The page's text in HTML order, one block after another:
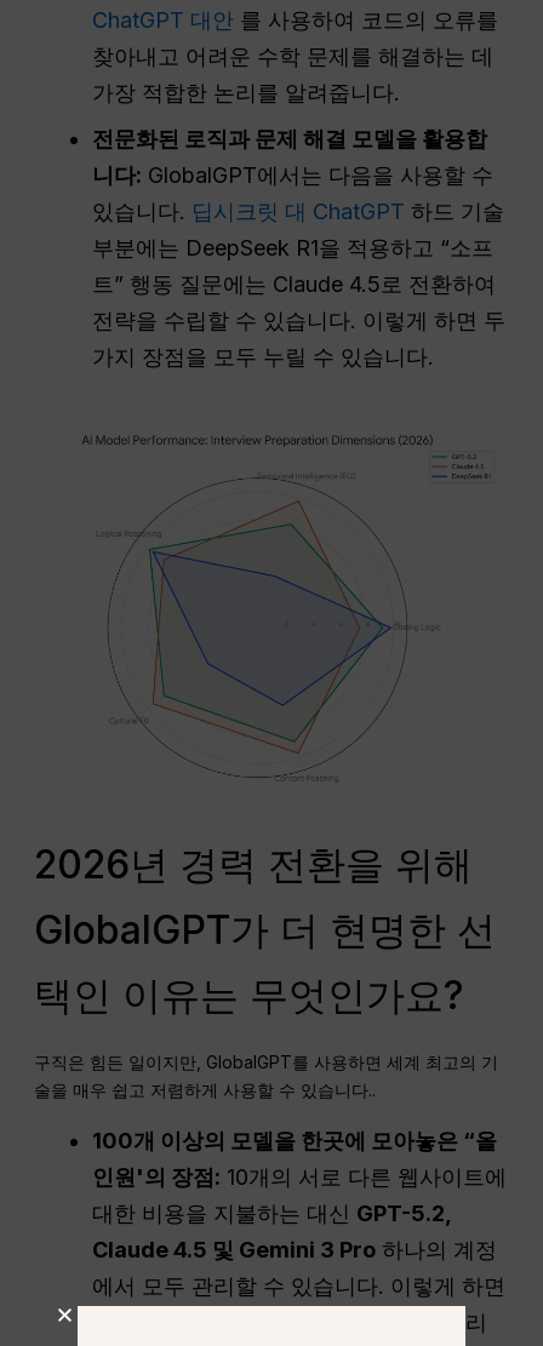
ChatGPT 대안 를 사용하여 코드의 오류를
찾아내고 어려운 수학 문제를 해결하는 데
가장 적합한 논리를 알려줍니다.
전문화된 로직과 문제 해결 모델을 활용합
니다: GlobalGPT에서는 다음을 사용할 수
있습니다. 딥시크릿 대 ChatGPT 하드 기술
부분에는 DeepSeek R1을 적용하고 “소프
트” 행동 질문에는 Claude 4.5로 전환하여
전략을 수립할 수 있습니다. 이렇게 하면 두
가지 장점을 모두 누릴 수 있습니다.
2026년 경력 전환을 위해
GlobalGPT가 더 현명한 선
택인 이유는 무엇인가요?
구직은 힘든 일이지만, GlobalGPT를 사용하면 세계 최고의 기
술을 매우 쉽고 저렴하게 사용할 수 있습니다..
100개 이상의 모델을 한곳에 모아놓은 “올
인원'의 장점: 10개의 서로 다른 웹사이트에
대한 비용을 지불하는 대신 GPT-5.2,
Claude 4.5 및 Gemini 3 Pro 하나의 계정
에서 모두 관리할 수 있습니다. 이렇게 하면
시간을 절약하고 업무를 체계적으로 관리